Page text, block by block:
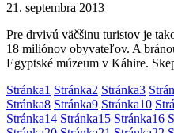
21. septembra 2013
Pre drvivú väčšinu turistov je
18 miliónov obyvateľov. A
Egyptské múzeum v Káhire.
Stránka1 Stránka2 Stránka3
Stránka8 Stránka9 Stránka10
Stránka14 Stránka15 Stránka16